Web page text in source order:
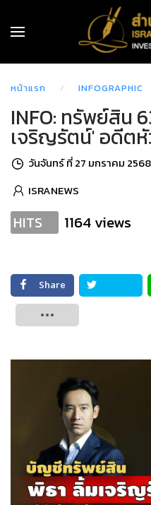
หน้าแรก INFOGRAPHIC
INFO: ทรัพย์สิน
เจริญรัตน์' อดีต
วันจันทร์ ที่ 27 มกราคม 2568
ISRANEWS
HITS 1164 views
Share